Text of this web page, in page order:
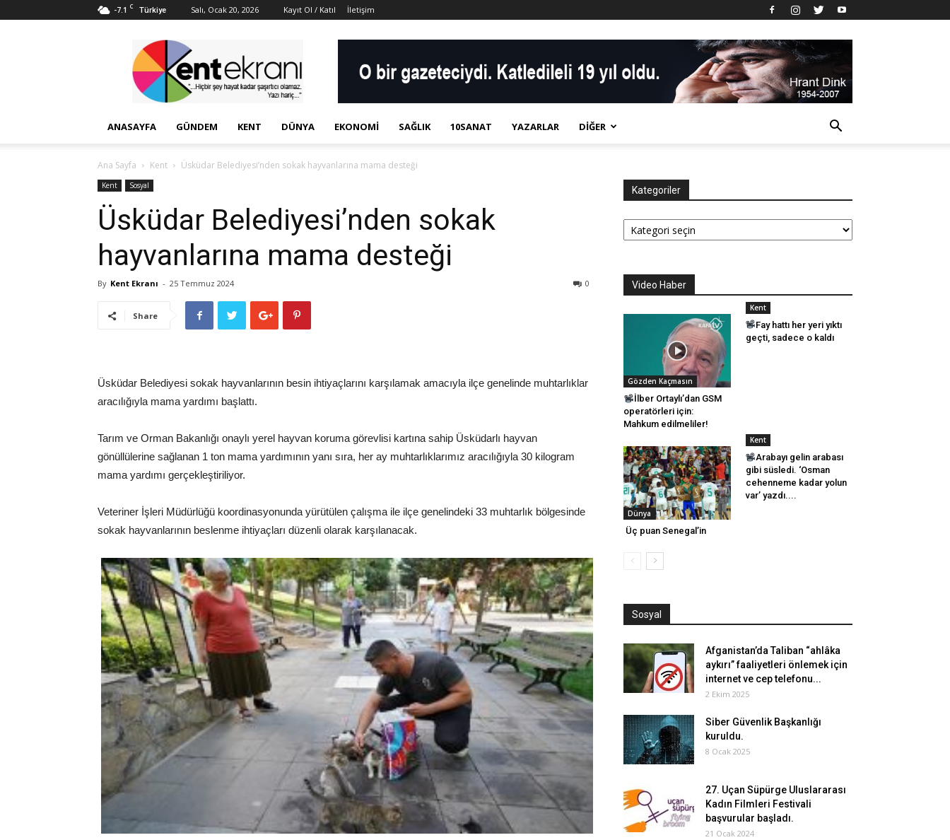
-7.1 C Türkiye Salı, Ocak 20, 2026 Kayıt Ol / Katıl İletişim
Ekranı
ANASAYFA GÜNDEM KENT DÜNYA EKONOMI SAĞLIK 10SANAT YAZARLAR DIĞER
Ana Sayfa Kent Üsküdar Belediyesi’nden sokak hayvanlarına mama desteği
Kent Sosyal
Üsküdar Belediyesi’nden sokak
hayvanlarına mama desteği
By Kent Ekranı - 25 Temmuz 2024 0
Share
Üsküdar Belediyesi sokak hayvanlarının besin ihtiyaçlarını karşılamak amacıyla ilçe genelinde muhtarlıklar
aracılığıyla mama yardımı başlattı.
Tarım ve Orman Bakanlığı onaylı yerel hayvan koruma görevlisi kartına sahip Üsküdarlı hayvan
gönüllülerine sağlanan 1 ton mama yardımının yanı sıra, her ay muhtarlıklarımız aracılığıyla 30 kilogram
mama yardımı gerçekleştiriliyor.
Veteriner İşleri Müdürlüğü koordinasyonunda yürütülen çalışma ile ilçe genelindeki 33 muhtarlık bölgesinde
sokak hayvanlarının beslenme ihtiyaçları düzenli olarak karşılanacak.
Kategoriler
Kategoriler
Video Haber
Gözden Kaçmasın
İlber Ortaylı’dan GSM
operatörleri için:
Mahkum edilmeliler!
Kent
Fay hattı her yeri yıktı
geçti, sadece o kaldı
Dünya
Üç puan Senegal’in
Kent
Arabayı gelin arabası
gibi süsledi. ‘Osman
cehenneme kadar yolun
var’ yazdı....
Sosyal
Afganistan’da Taliban “ahlâka
aykırı” faaliyetleri önlemek için
internet ve cep telefonu...
2 Ekim 2025
Siber Güvenlik Başkanlığı
kuruldu.
8 Ocak 2025
27. Uçan Süpürge Uluslararası
Kadın Filmleri Festivali
başvurular başladı.
21 Ocak 2024